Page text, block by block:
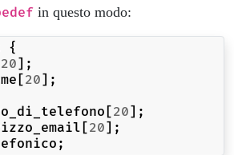
in questo modo:
{
20];
[20];
[20];
[20];
;